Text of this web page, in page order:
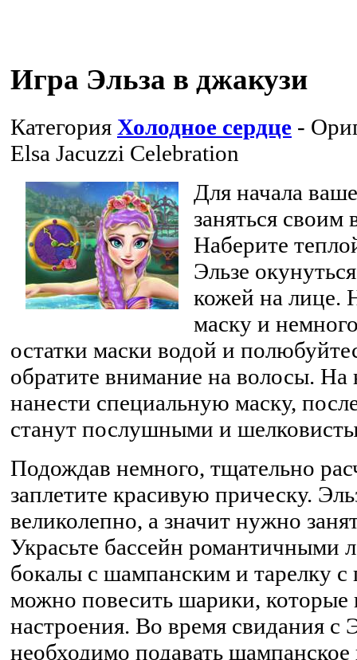
Игра Эльза в джакузи
Категория Холодное сердце -
Elsa Jacuzzi Celebration
Для начала
заняться
Наберите
Эльзе
кожей на лице.
маску и
остатки маски водой и
обратите внимание на волосы.
нанести специальную маску,
станут послушными и
Подождав немного, тщательно
заплетите красивую прическу.
великолепно, а значит нужно
Украсьте бассейн романтичными
бокалы с шампанским и тарелку
можно повесить шарики, которые
настроения. Во время свидания с
необходимо подавать